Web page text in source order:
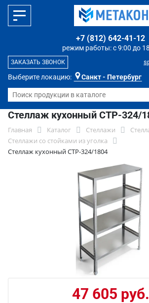
Выберите локацию: Санкт - Петербург
режим работы: с 9:00 до
+7 (812) 642-41-12
ЗАКАЗАТЬ ЗВОНОК
Стеллаж кухонный СТР-324/
Главная Каталог Стеллажи
Стеллажи со стойками из уголка
Стеллаж кухонный СТР-324/1804
47 605 руб.